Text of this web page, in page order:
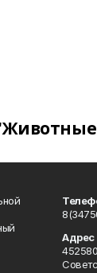
Адрес